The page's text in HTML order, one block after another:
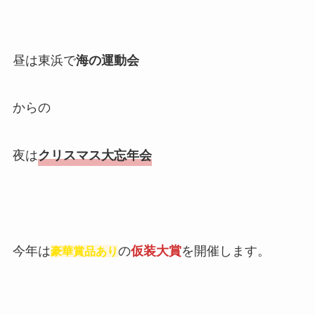
昼は東浜で海の運動会
からの
夜はクリスマス大忘年会
今年は豪華賞品ありの仮装大賞を開催します。